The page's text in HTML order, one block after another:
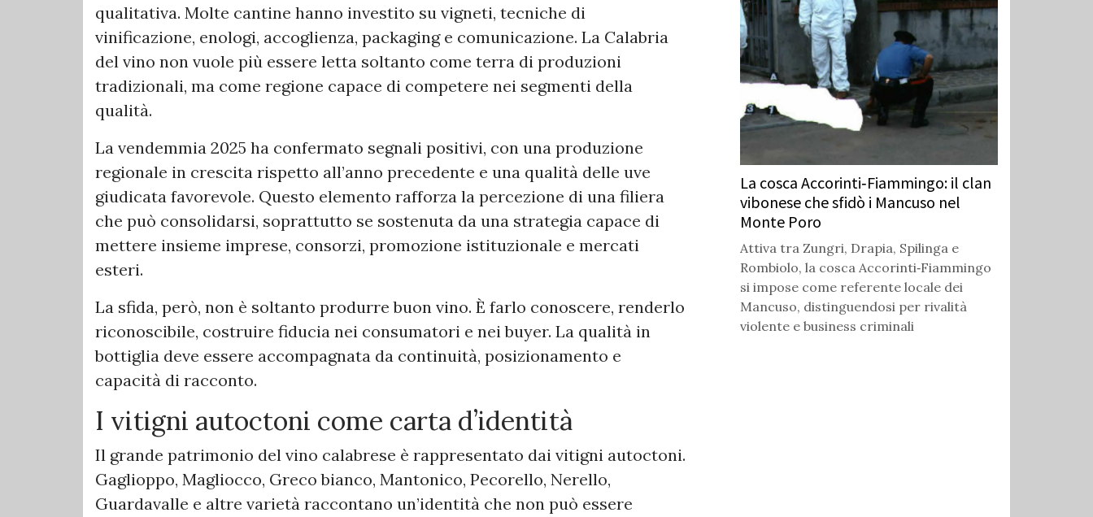
qualitativa. Molte cantine hanno investito su vigneti, tecniche di
vinificazione, enologi, accoglienza, packaging e comunicazione. La Calabria
del vino non vuole più essere letta soltanto come terra di produzioni
tradizionali, ma come regione capace di competere nei segmenti della
qualità.
La vendemmia 2025 ha confermato segnali positivi, con una produzione
regionale in crescita rispetto all’anno precedente e una qualità delle uve
giudicata favorevole. Questo elemento rafforza la percezione di una filiera
che può consolidarsi, soprattutto se sostenuta da una strategia capace di
mettere insieme imprese, consorzi, promozione istituzionale e mercati
esteri.
La sfida, però, non è soltanto produrre buon vino. È farlo conoscere, renderlo
riconoscibile, costruire fiducia nei consumatori e nei buyer. La qualità in
bottiglia deve essere accompagnata da continuità, posizionamento e
capacità di racconto.
I vitigni autoctoni come carta d’identità
Il grande patrimonio del vino calabrese è rappresentato dai vitigni autoctoni.
Gaglioppo, Magliocco, Greco bianco, Mantonico, Pecorello, Nerello,
Guardavalle e altre varietà raccontano un’identità che non può essere
La cosca Accorinti‑Fiammingo: il clan
vibonese che sfidò i Mancuso nel
Monte Poro
Attiva tra Zungri, Drapia, Spilinga e
Rombiolo, la cosca Accorinti‑Fiammingo
si impose come referente locale dei
Mancuso, distinguendosi per rivalità
violente e business criminali